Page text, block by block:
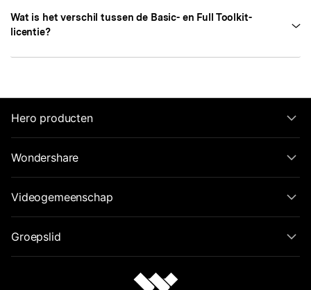
Wat is het verschil tussen de Basic- en Full Toolkit-
licentie?
Hero producten
Wondershare
Videogemeenschap
Groepslid